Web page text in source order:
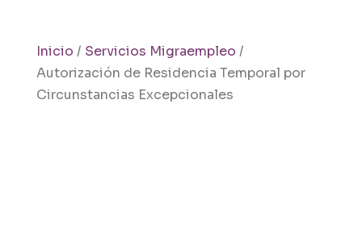
Inicio / Servicios Migraempleo /
Autorización de Residencia Temporal por
Circunstancias Excepcionales